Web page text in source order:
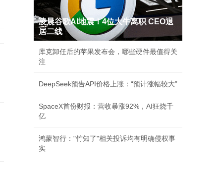
凌晨谷歌AI地震！4位大牛离职 CEO退
居二线
库克卸任后的苹果发布会，哪些硬件最值得关
注
DeepSeek预告API价格上涨：“预计涨幅较大”
SpaceX首份财报：营收暴涨92%，AI狂烧千
亿
鸿蒙智行："竹知了"相关投诉均有明确侵权事
实